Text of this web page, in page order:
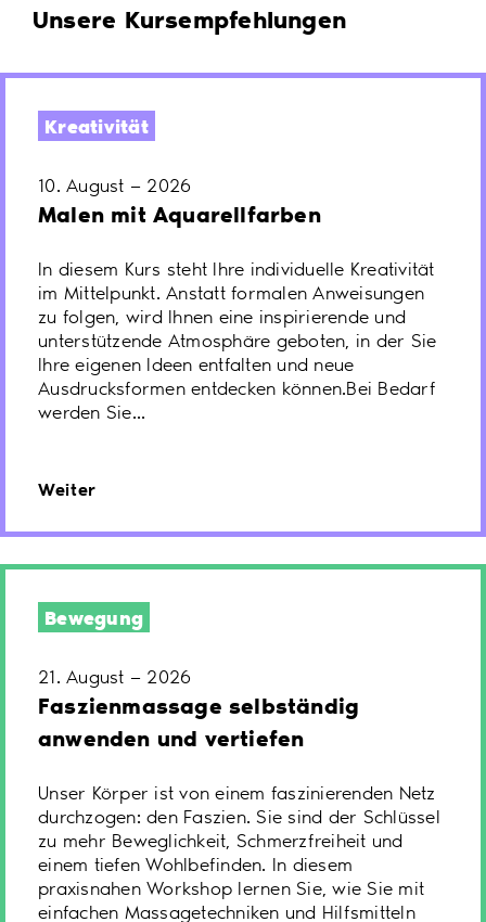
Unsere Kursempfehlungen
Kreativität
10. August — 2026
Malen mit Aquarellfarben
In diesem Kurs steht Ihre individuelle Kreativität
im Mittelpunkt. Anstatt formalen Anweisungen
zu folgen, wird Ihnen eine inspirierende und
unterstützende Atmosphäre geboten, in der Sie
Ihre eigenen Ideen entfalten und neue
Ausdrucksformen entdecken können.Bei Bedarf
werden Sie...
Weiter
Bewegung
21. August — 2026
Faszienmassage selbständig
anwenden und vertiefen
Unser Körper ist von einem faszinierenden Netz
durchzogen: den Faszien. Sie sind der Schlüssel
zu mehr Beweglichkeit, Schmerzfreiheit und
einem tiefen Wohlbefinden. In diesem
praxisnahen Workshop lernen Sie, wie Sie mit
einfachen Massagetechniken und Hilfsmitteln